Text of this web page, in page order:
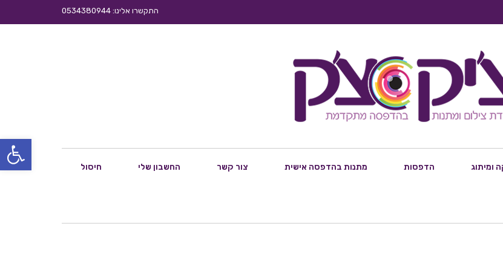
פתח
התקשרו אלינו: 0534380944
ומיתוג הדפסות מתנות בהדפסה אישית צור קשר החשבון שלי חיסול